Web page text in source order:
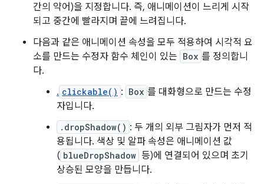
간의 약어)을 지정합니다. 즉, 애니메이션이 느리게 시작
되고 중간에 빨라지며 끝에 느려집니다.
다음과 같은 애니메이션 속성을 모두 적용하여 시각적 요
소를 만드는 수정자 함수 체인이 있는 Box 를 정의합니
다.
. clickable() : Box 를 대화형으로 만드는 수정
자입니다.
.dropShadow() : 두 개의 외부 그림자가 먼저 적
용됩니다. 색상 및 알파 속성은 애니메이션 값
( blueDropShadow 등)에 연결되어 있으며 초기
상승된 모양을 만듭니다.